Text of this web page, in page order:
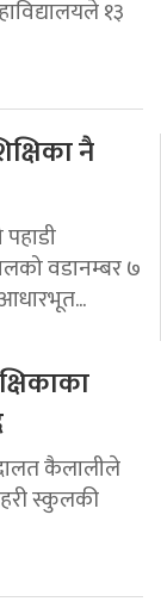
१३
नै
वडानम्बर ७
कैलालीले
स्कुलकी